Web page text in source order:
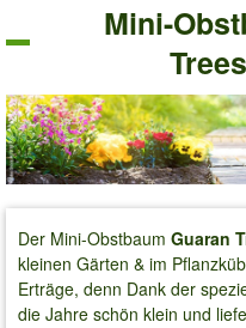
Mini-
Der Mini-Obstbaum Guaran
kleinen Gärten & im
Erträge, denn Dank der
die Jahre schön klein und